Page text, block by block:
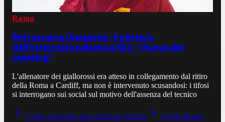
Roma
Retroscena Gasperini, il mistero
dell’intervista saltata a Sky: “Aveva dei
meeting”
L'allenatore dei giallorossi era atteso in collegamento dal ritiro
della Roma a Cardiff, ma non è intervenuto scusandosi: i tifosi
si interrogano sui social sul motivo dell'assenza del tecnico
Come Gasperini può utilizzare Molina
Svolta Roma,